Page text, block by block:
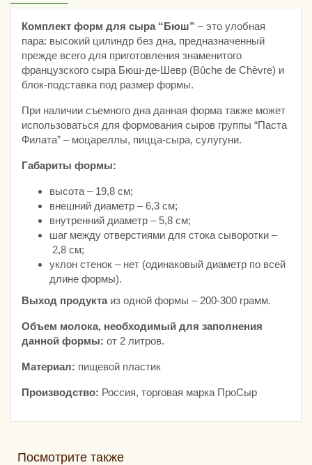
Комплект форм для сыра “Бюш” – это улобная
пара: высокий цилиндр без дна, предназначенный
прежде всего для приготовления знаменитого
французского сыра Бюш-де-Шевр (Bûche de Chèvre) и
блок-подставка под размер формы.
При наличии съемного дна данная форма также может
использоваться для формования сыров группы “Паста
Филата” – моцареллы, пицца-сыра, сулугуни.
Габариты формы:
высота – 19,8 см;
внешний диаметр – 6,3 см;
внутренний диаметр – 5,8 см;
шаг между отверстиями для стока сыворотки –
2,8 см;
уклон стенок – нет (одинаковый диаметр по всей
длине формы).
Выход продуктаиз одной формы – 200-300 грамм.
Объем молока, необходимый для заполнения
данной формы: от 2 литров.
Материал: пищевой пластик
Производство: Россия, торговая марка ПроСыр
Посмотрите также